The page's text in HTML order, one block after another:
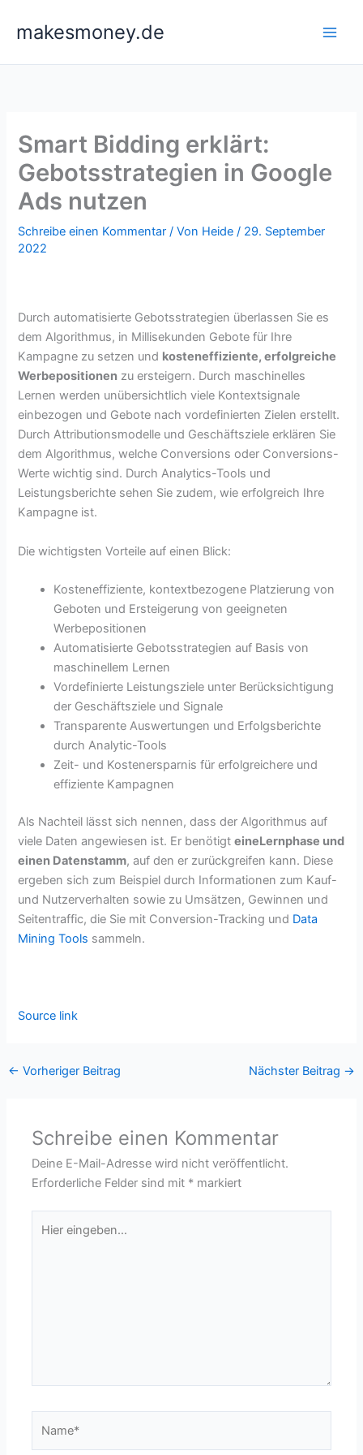
Inhaltmakesmoney.de
Smart Bidding erklärt:
Gebotsstrategien in Google
Ads nutzen
Schreibe einen Kommentar / Von Heide/ 29. September
2022
Durch automatisierte Gebotsstrategien überlassen Sie es
dem Algorithmus, in Millisekunden Gebote für Ihre
Kampagne zu setzen und kosteneffiziente, erfolgreiche
Werbepositionen zu ersteigern. Durch maschinelles
Lernen werden unübersichtlich viele Kontextsignale
einbezogen und Gebote nach vordefinierten Zielen erstellt.
Durch Attributionsmodelle und Geschäftsziele erklären Sie
dem Algorithmus, welche Conversions oder Conversions-
Werte wichtig sind. Durch Analytics-Tools und
Leistungsberichte sehen Sie zudem, wie erfolgreich Ihre
Kampagne ist.
Die wichtigsten Vorteile auf einen Blick:
Kosteneffiziente, kontextbezogene Platzierung von
Geboten und Ersteigerung von geeigneten
Werbepositionen
Automatisierte Gebotsstrategien auf Basis von
maschinellem Lernen
Vordefinierte Leistungsziele unter Berücksichtigung
der Geschäftsziele und Signale
Transparente Auswertungen und Erfolgsberichte
durch Analytic-Tools
Zeit- und Kostenersparnis für erfolgreichere und
effiziente Kampagnen
Als Nachteil lässt sich nennen, dass der Algorithmus auf
viele Daten angewiesen ist. Er benötigteineLernphase und
einen Datenstamm, auf den er zurückgreifen kann. Diese
ergeben sich zum Beispiel durch Informationen zum Kauf-
und Nutzerverhalten sowie zu Umsätzen, Gewinnen und
Seitentraffic, die Sie mit Conversion-Tracking und Data
Mining Tools sammeln.
Source link
← Vorheriger Beitrag Nächster Beitrag →
Schreibe einen Kommentar
Deine E-Mail-Adresse wird nicht veröffentlicht.
Erforderliche Felder sind mit * markiert
eingeben…